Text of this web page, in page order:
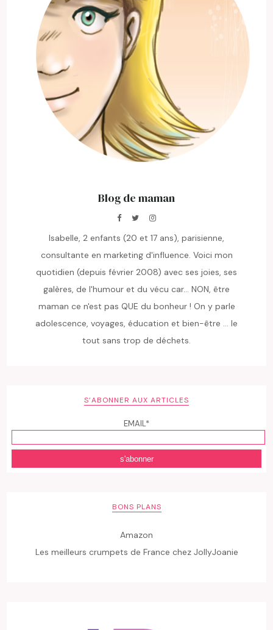
Blog de maman
Isabelle, 2 enfants (20 et 17 ans), parisienne,
consultante en marketing d'influence. Voici mon
quotidien (depuis février 2008) avec ses joies, ses
galères, de l'humour et du vécu car... NON, être
maman ce n'est pas QUE du bonheur ! On y parle
adolescence, voyages, éducation et bien-être ... le
tout sans trop de déchets.
S’ABONNER AUX ARTICLES
EMAIL*
BONS PLANS
Amazon
Les meilleurs crumpets de France chez JollyJoanie